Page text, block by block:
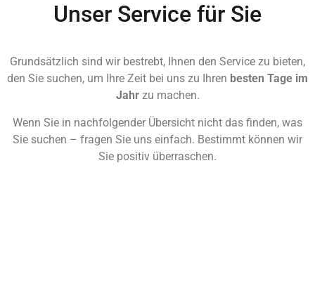
Unser Service für Sie
Grundsätzlich sind wir bestrebt, Ihnen den Service zu bieten,
den Sie suchen, um Ihre Zeit bei uns zu Ihren besten Tage im
Jahrzu machen.
Wenn Sie in nachfolgender Übersicht nicht das finden, was
Sie suchen – fragen Sie uns einfach. Bestimmt können wir
Sie positiv überraschen.